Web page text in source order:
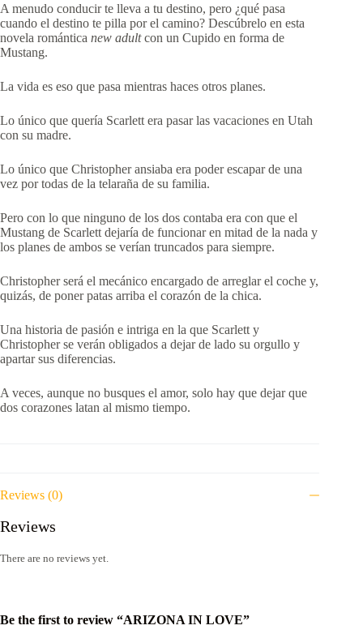
A menudo conducir te lleva a tu destino, pero ¿qué pasa
cuando el destino te pilla por el camino? Descúbrelo en esta
novela romántica new adultcon un Cupido en forma de
Mustang.
La vida es eso que pasa mientras haces otros planes.
Lo único que quería Scarlett era pasar las vacaciones en Utah
con su madre.
Lo único que Christopher ansiaba era poder escapar de una
vez por todas de la telaraña de su familia.
Pero con lo que ninguno de los dos contaba era con que el
Mustang de Scarlett dejaría de funcionar en mitad de la nada y
los planes de ambos se verían truncados para siempre.
Christopher será el mecánico encargado de arreglar el coche y,
quizás, de poner patas arriba el corazón de la chica.
Una historia de pasión e intriga en la que Scarlett y
Christopher se verán obligados a dejar de lado su orgullo y
apartar sus diferencias.
A veces, aunque no busques el amor, solo hay que dejar que
dos corazones latan al mismo tiempo.
Reviews (0)
Reviews
There are no reviews yet.
Be the first to review “ARIZONA IN LOVE”